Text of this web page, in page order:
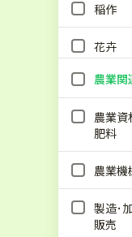
稲作
花卉
農業関
農業資
肥料
農業機
製造･
販売